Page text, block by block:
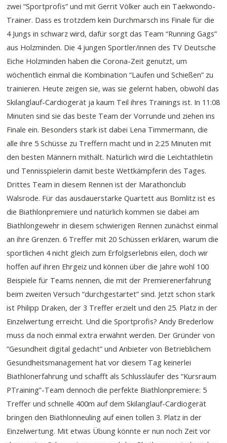
zwei “Sportprofis” und mit Gerrit Völker auch ein Taekwondo-
Trainer. Dass es trotzdem kein Durchmarsch ins Finale für die
4 Jungs in schwarz wird, dafür sorgt das Team “Running Gags”
aus Holzminden. Die 4 jungen Sportler/innen des TV Deutsche
Eiche Holzminden haben die Corona-Zeit genutzt, um
wöchentlich einmal die Kombination “Laufen und Schießen” zu
trainieren. Heute zeigen sie, was sie gelernt haben, obwohl das
Skilanglauf-Cardiogerät ja kaum Teil ihres Trainings ist. In 11:08
Minuten sind sie das beste Team der Vorrunde und ziehen ins
Finale ein. Besonders stark ist dabei Lena Timmermann, die
alle ihre 5 Schüsse zu Treffern macht und in 2:25 Minuten mit
den besten Männern mithält. Natürlich wird die Leichtathletin
und Tennisspielerin damit beste Wettkämpferin des Tages.
Drittes Team in diesem Rennen ist der Marathonclub
Walsrode. Für das ausdauerstarke Quartett aus Bomlitz ist es
die Biathlonpremiere und natürlich kommen sie dabei am
Biathlongewehr in diesem schwierigen Rennen zunächst einmal
an ihre Grenzen. 6 Treffer mit 20 Schüssen erklären, warum die
sportlichen 4 nicht gleich zum Erfolgserlebnis eilen, doch wir
hoffen auf ihren Ehrgeiz und können über die Jahre wohl 100
Beispiele für Teams nennen, die mit der Premierenerfahrung
beim zweiten Versuch “durchgestartet” sind. Jetzt schon stark
ist Philipp Draken, der 3 Treffer erzielt und den 25. Platz in der
Einzelwertung erreicht. Und die Sportprofis? Andy Brederlow
muss da noch einmal extra erwähnt werden. Der Gründer von
“Gesundheit digital gedacht” und Anbieter von Betrieblichem
Gesundheitsmanagement hat vor diesem Tag keinerlei
Biathlonerfahrung und schafft als Schlussläufer des “Kursraum
PTraining”-Team dennoch die perfekte Biathlonpremiere: 5
Treffer und schnelle 400m auf dem Skilanglauf-Cardiogerät
bringen den Biathlonneuling auf einen tollen 3. Platz in der
Einzelwertung. Mit etwas Übung könnte er nun noch Zeit vor